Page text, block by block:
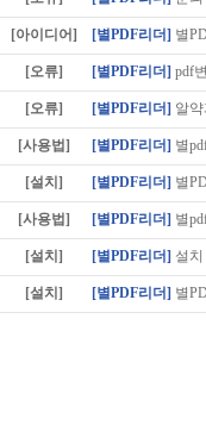
[아이디어] [별PDF리더] 별
[오류] [별PDF리더] pdf
[오류] [별PDF리더] 알
[사용법] [별PDF리더] 별
[설치] [별PDF리더] 별
[사용법] [별PDF리더] 별
[설치] [별PDF리더] 설
[설치] [별PDF리더] 별